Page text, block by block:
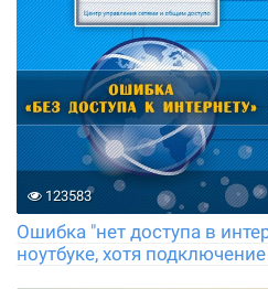
123583
Ошибка "нет доступа в
ноутбуке, хотя